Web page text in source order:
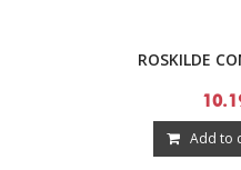
ROSKILDE
Add to